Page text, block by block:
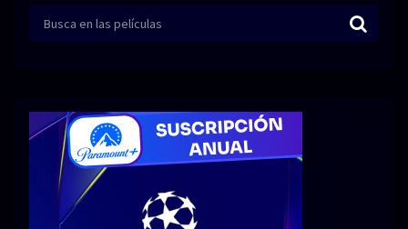
Comedia Crimen
Terror
Fantástico Romance
Bélico Thriller
Biográfico